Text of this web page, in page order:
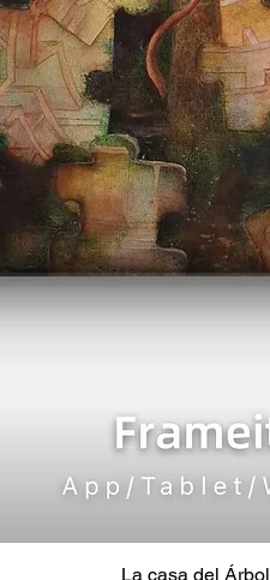
Vista rápida
La casa del Árbol